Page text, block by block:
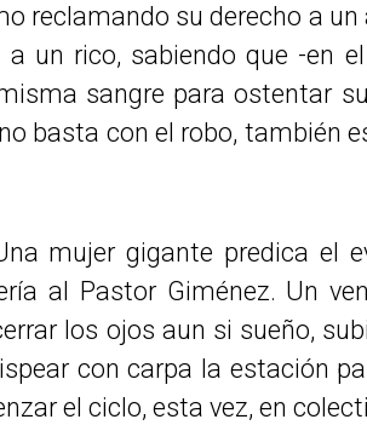
reclamando su derecho a
un rico, sabiendo que -en
sangre para ostentar
basta con el robo, también
mujer gigante predica el
al Pastor Giménez. Un
los ojos aun si sueño,
con carpa la estación
el ciclo, esta vez, en